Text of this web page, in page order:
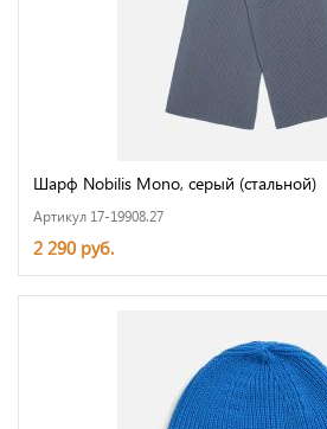
Шарф Nobilis Mono, серый (стальной)
Артикул 17-19908.27
2 290 руб.